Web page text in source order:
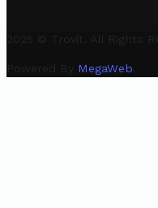
2025 © Trovit. All Rights
Powered By MegaWeb